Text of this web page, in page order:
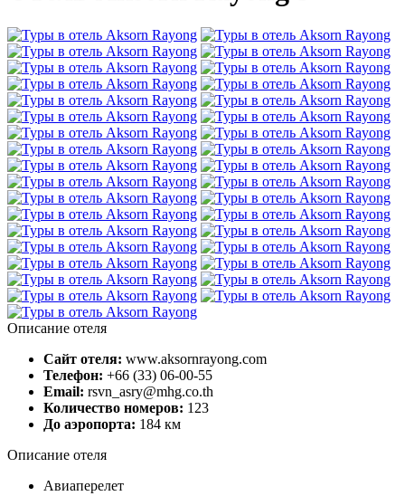
Описание отеля
Сайт отеля: www.aksornrayong.com
Телефон: +66 (33) 06-00-55
Email: rsvn_asry@mhg.co.th
Количество номеров: 123
До аэропорта: 184 км
Описание отеля
Авиаперелет